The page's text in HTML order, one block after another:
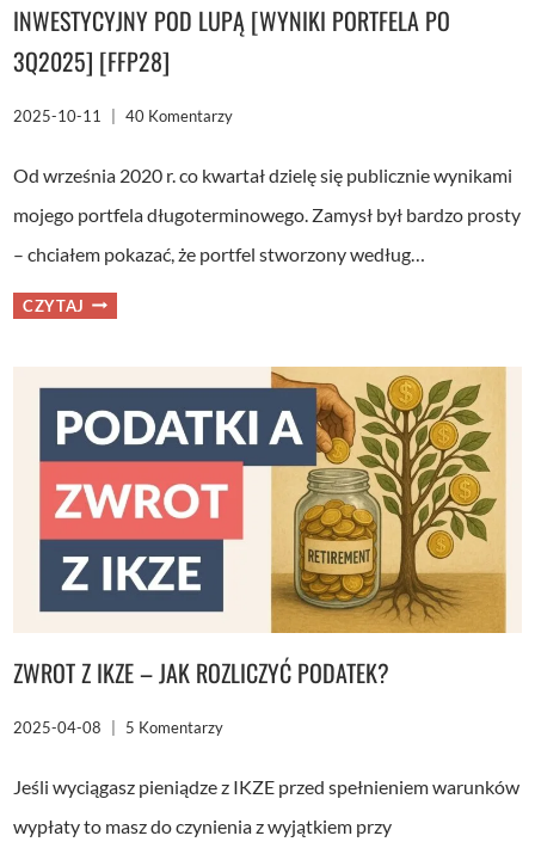
INWESTYCYJNY POD LUPĄ [WYNIKI PORTFELA PO
3Q2025] [FFP28]
2025-10-11 40 Komentarzy
Od września 2020 r. co kwartał dzielę się publicznie wynikami
mojego portfela długoterminowego. Zamysł był bardzo prosty
– chciałem pokazać, że portfel stworzony według…
CZYTAJ 87%
W
–
PORTFEL
INWESTYCYJNY
POD
LUPĄ
PORTFELA
PO
3Q2025]
ZWROT Z IKZE – JAK ROZLICZYĆ PODATEK?
2025-04-08 5 Komentarzy
Jeśli wyciągasz pieniądze z IKZE przed spełnieniem warunków
wypłaty to masz do czynienia z wyjątkiem przy